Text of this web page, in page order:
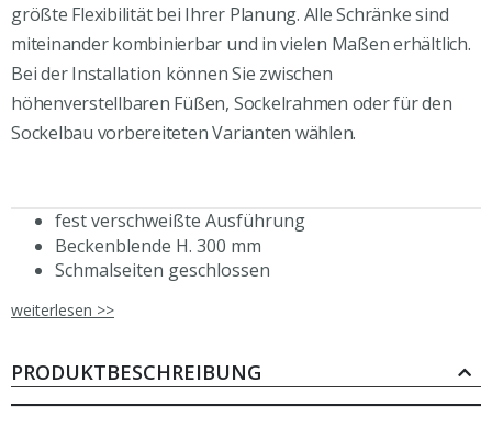
größte Flexibilität bei Ihrer Planung. Alle Schränke sind
miteinander kombinierbar und in vielen Maßen erhältlich.
Bei der Installation können Sie zwischen
höhenverstellbaren Füßen, Sockelrahmen oder für den
Sockelbau vorbereiteten Varianten wählen.
fest verschweißte Ausführung
Beckenblende H. 300 mm
Schmalseiten geschlossen
ohne Arbeitsplatte
Höhe (Gesamthöhe 810/860 mm)
rostfreier, ferritischer Edelstahl
weiterlesen >>
PRODUKTBESCHREIBUNG